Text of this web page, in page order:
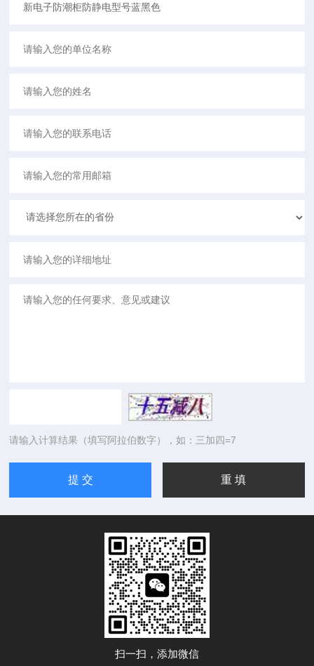
请输入计算结果（填写阿拉伯数字），如：三加四=7
扫一扫，添加微信